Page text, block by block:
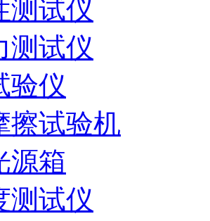
测试仪
测试仪
验仪
擦试验机
源箱
测试仪